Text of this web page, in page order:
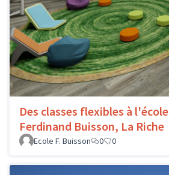
Des classes flexibles à l'école
Ferdinand Buisson, La Riche
Ecole F. Buisson
0 0